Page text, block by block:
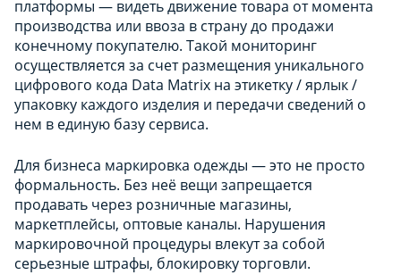
платформы — видеть движение товара от момента
производства или ввоза в страну до продажи
конечному покупателю. Такой мониторинг
осуществляется за счет размещения уникального
цифрового кода Data Matrix на этикетку / ярлык /
упаковку каждого изделия и передачи сведений о
нем в единую базу сервиса.
Для бизнеса маркировка одежды — это не просто
формальность. Без неё вещи запрещается
продавать через розничные магазины,
маркетплейсы, оптовые каналы. Нарушения
маркировочной процедуры влекут за собой
серьезные штрафы, блокировку торговли.